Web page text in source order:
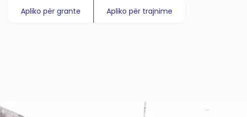
Apliko për grante Apliko për trajnime